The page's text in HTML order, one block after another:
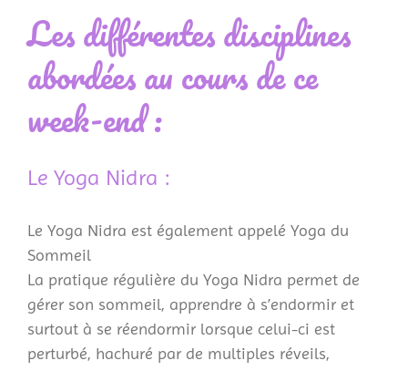
Les différentes disciplines
abordées au cours de ce
week-end :
Le Yoga Nidra :
Le Yoga Nidra est également appelé Yoga du
Sommeil
La pratique régulière du Yoga Nidra permet de
gérer son sommeil, apprendre à s’endormir et
surtout à se réendormir lorsque celui-ci est
perturbé, hachuré par de multiples réveils,